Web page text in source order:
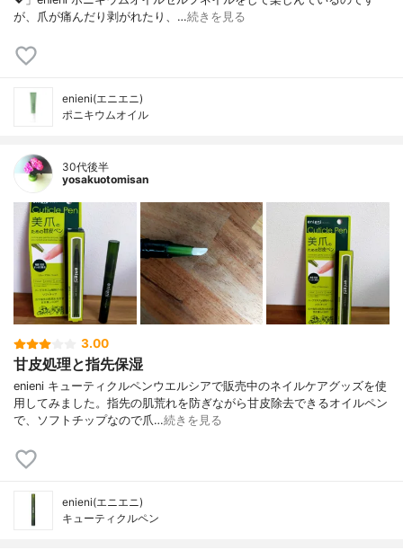
が、爪が痛んだり剥がれたり、…続きを見る
enieni(エニエニ)
ポニキウムオイル
30代後半
yosakuotomisan
3.00
甘皮処理と指先保湿
enieni キューティクルペンウエルシアで販売中のネイルケアグッズを使
用してみました。指先の肌荒れを防ぎながら甘皮除去できるオイルペン
で、ソフトチップなので爪…続きを見る
enieni(エニエニ)
キューティクルペン